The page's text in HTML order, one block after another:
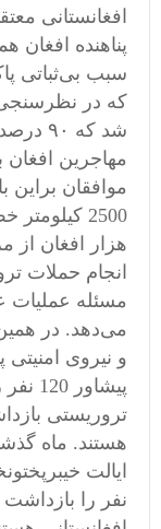
افغانستانی
پناهنده افغان
سبب بی‌ثباتی
شد که
مهاجرین
موافقان براین
هزار افغان
انجام حملات
مسئله عملیات
می‌دهد. در
و نیروی امنیتی
هستند. ماه